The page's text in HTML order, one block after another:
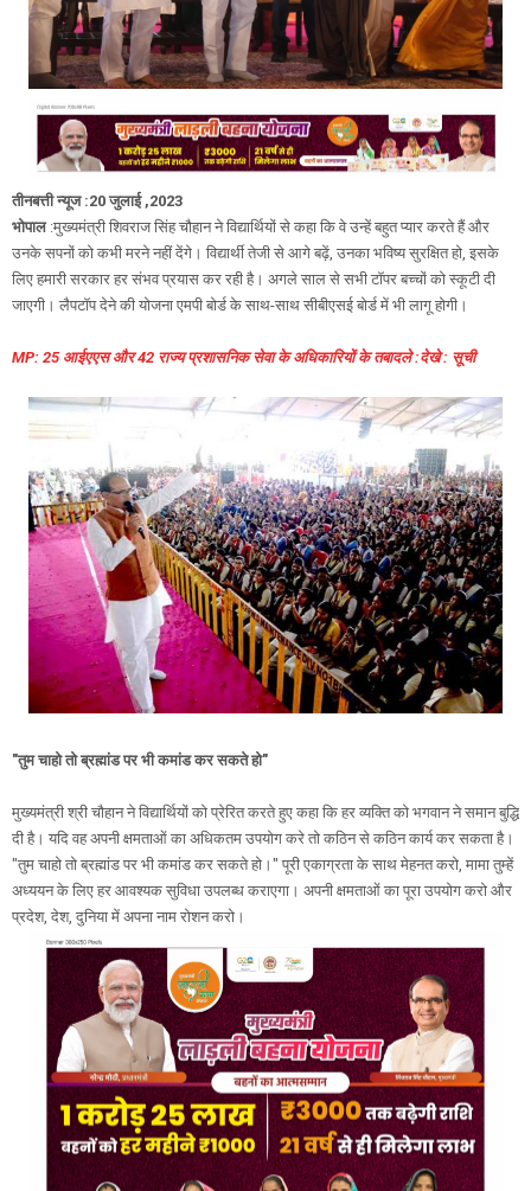
तीनबत्ती न्यूज :20 जुलाई ,2023
भोपाल:मुख्यमंत्री शिवराज सिंह चौहान ने विद्यार्थियों से कहा कि वे उन्हें बहुत प्यार करते हैं और
उनके सपनों को कभी मरने नहीं देंगे। विद्यार्थी तेजी से आगे बढ़ें, उनका भविष्य सुरक्षित हो, इसके
लिए हमारी सरकार हर संभव प्रयास कर रही है। अगले साल से सभी टॉपर बच्चों को स्कूटी दी
जाएगी। लैपटॉप देने की योजना एमपी बोर्ड के साथ-साथ सीबीएसई बोर्ड में भी लागू होगी।
MP: 25 आईएएस और 42 राज्य प्रशासनिक सेवा के अधिकारियों के तबादले :देखे : सूची
"तुम चाहो तो ब्रह्मांड पर भी कमांड कर सकते हो"
मुख्यमंत्री श्री चौहान ने विद्यार्थियों को प्रेरित करते हुए कहा कि हर व्यक्ति को भगवान ने समान बुद्धि
दी है। यदि वह अपनी क्षमताओं का अधिकतम उपयोग करे तो कठिन से कठिन कार्य कर सकता है।
"तुम चाहो तो ब्रह्मांड पर भी कमांड कर सकते हो।" पूरी एकाग्रता के साथ मेहनत करो, मामा तुम्हें
अध्ययन के लिए हर आवश्यक सुविधा उपलब्ध कराएगा। अपनी क्षमताओं का पूरा उपयोग करो और
प्रदेश, देश, दुनिया में अपना नाम रोशन करो।